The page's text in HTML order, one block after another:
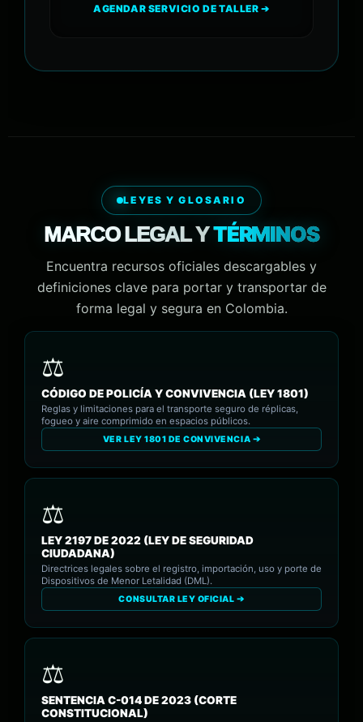
AGENDAR SERVICIO DE TALLER ➔
LEYES Y GLOSARIO
MARCO LEGAL YTÉRMINOS
Encuentra recursos oficiales descargables y
definiciones clave para portar y transportar de
forma legal y segura en Colombia.
CÓDIGO DE POLICÍA Y CONVIVENCIA (LEY 1801)
Reglas y limitaciones para el transporte seguro de réplicas,
fogueo y aire comprimido en espacios públicos.
VER LEY 1801 DE CONVIVENCIA ➔
LEY 2197 DE 2022 (LEY DE SEGURIDAD
CIUDADANA)
Directrices legales sobre el registro, importación, uso y porte de
Dispositivos de Menor Letalidad (DML).
CONSULTAR LEY OFICIAL ➔
SENTENCIA C-014 DE 2023 (CORTE
CONSTITUCIONAL)